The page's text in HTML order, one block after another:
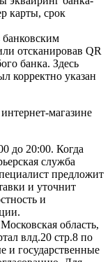
карты, срок
банковским
отсканировав QR
банка. Здесь
корректно указан
магазине
до 20:00. Когда
служба
предложит
и уточнит
и
область,
влд.20 стр.8 по
и государственные